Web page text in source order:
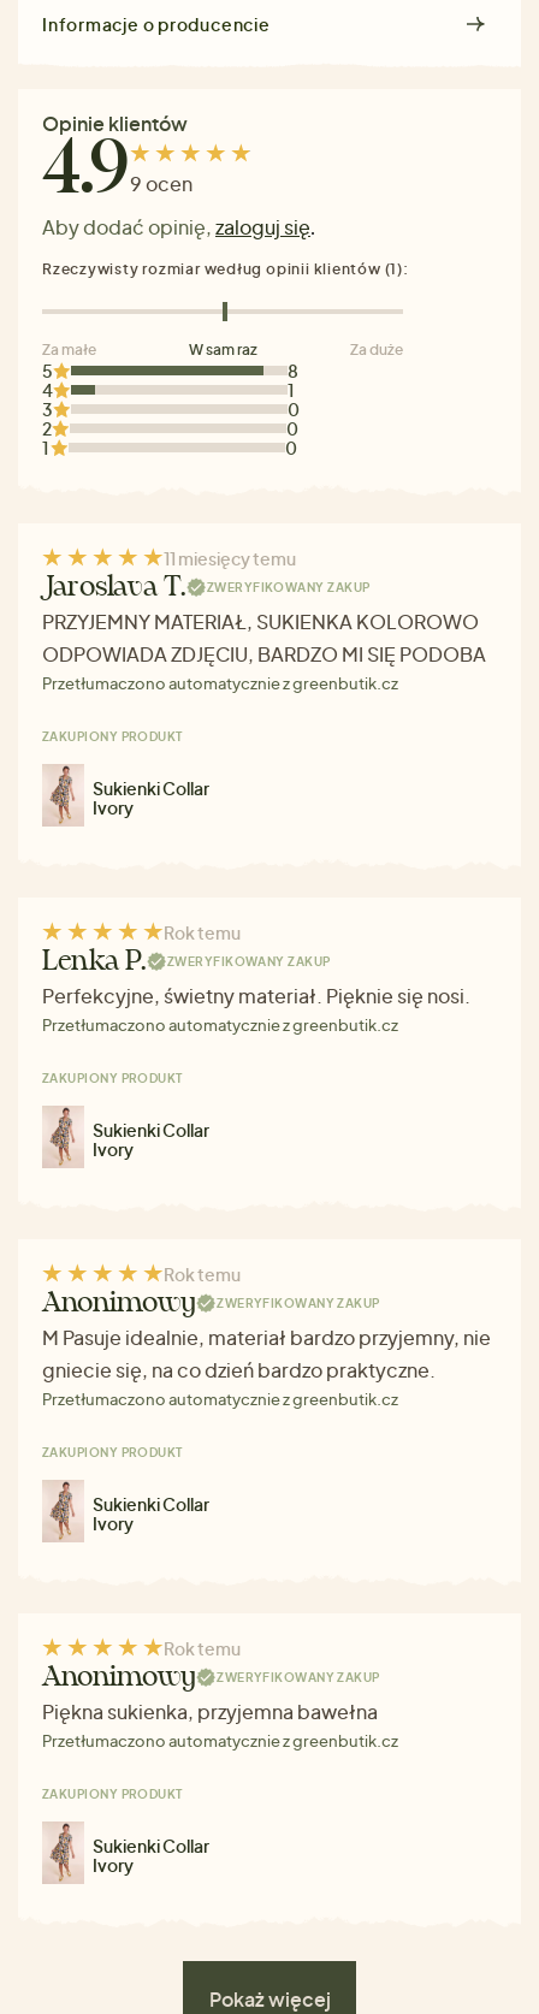
Informacje o producencie
Opinie klientów
4.99 ocen
Aby dodać opinię,zaloguj się.
5
8
4
1
3
0
2
0
1
0
Rzeczywisty rozmiar według opinii klientów (1):
Za małe W sam raz Za duże
11 miesięcy temu
Jaroslava T. ZWERYFIKOWANY ZAKUP
PRZYJEMNY MATERIAŁ, SUKIENKA KOLOROWO
ODPOWIADA ZDJĘCIU, BARDZO MI SIĘ PODOBA
Przetłumaczono automatycznie z greenbutik.cz
ZAKUPIONY PRODUKT
Sukienki Collar
Ivory
Rok temu
Lenka P. ZWERYFIKOWANY ZAKUP
Perfekcyjne, świetny materiał. Pięknie się nosi.
Przetłumaczono automatycznie z greenbutik.cz
ZAKUPIONY PRODUKT
Sukienki Collar
Ivory
Rok temu
Anonimowy ZWERYFIKOWANY ZAKUP
M Pasuje idealnie, materiał bardzo przyjemny, nie
gniecie się, na co dzień bardzo praktyczne.
Przetłumaczono automatycznie z greenbutik.cz
ZAKUPIONY PRODUKT
Sukienki Collar
Ivory
Rok temu
Anonimowy ZWERYFIKOWANY ZAKUP
Piękna sukienka, przyjemna bawełna
Przetłumaczono automatycznie z greenbutik.cz
ZAKUPIONY PRODUKT
Sukienki Collar
Ivory
Pokaż więcej